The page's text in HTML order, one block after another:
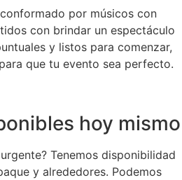
por músicos con
con brindar un espectáculo
y listos para comenzar,
que tu evento sea perfecto.
hoy mismo
Tenemos disponibilidad
y alrededores. Podemos